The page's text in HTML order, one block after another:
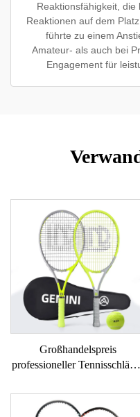
Reaktionsfähigkeit, die
Reaktionen auf dem
führte zu einem
Amateur- als auch bei
Engagement für
Großhandelspreis
professioneller Tennisschläger
Tasche professioneller
Carbon-Gemini-